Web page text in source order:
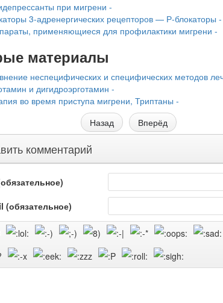
при мигрени -
3-адренергических рецеп­торов — Р-блокаторы -
применяющиеся для профилактики мигрени -
материалы
неспецифических и спец­ифических методов
и дигидроэрготамин -
во время приступа мигрени, Триптаны -
Назад
Вперёд
комментарий
(обязательное)